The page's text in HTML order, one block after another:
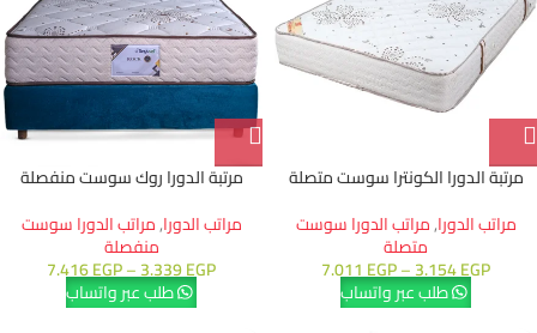
مرتبة الدورا الكونترا سوست متصلة
مراتب الدورا,مراتب الدورا سوست
متصلة
3.154EGP
–
7.011EGP
طلب عبر واتساب
مرتبة الدورا روك سوست منفصلة
مراتب الدورا,مراتب الدورا سوست
منفصلة
3.339EGP
–
7.416EGP
طلب عبر واتساب